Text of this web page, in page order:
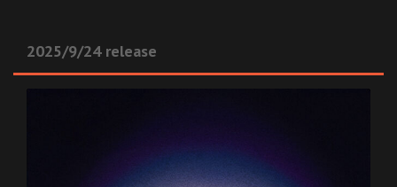
2025/9/24 release